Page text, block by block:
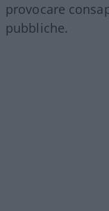
provocare
pubbliche.